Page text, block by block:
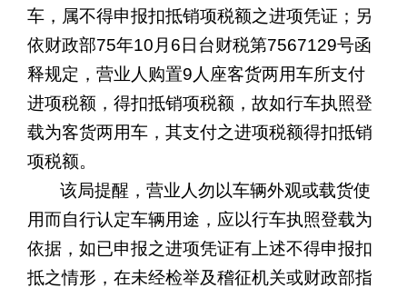
车，属不得申报扣抵销项税额之进项凭证；另
依财政部75年10 月 6 日台财税第7567129号函
释规定，营业人购置9 人座客货两用车所支付
进项税额，得扣抵销项税额，故如行车执照登
载为客货两用车，其支付之进项税额得扣抵销
项税额。
该局提醒，营业人勿以车辆外观或载货使
用而自行认定车辆用途，应以行车执照登载为
依据，如已申报之进项凭证有上述不得申报扣
抵之情形，在未经检举及稽征机关或财政部指